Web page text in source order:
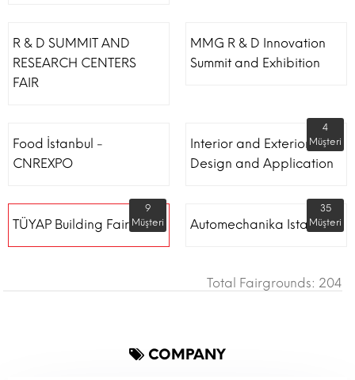
R & D SUMMIT AND
RESEARCH CENTERS
FAIR
MMG R & D Innovation
Summit and Exhibition
Food İstanbul -
CNREXPO
Interior and Exterior
Design and Application
4
Müşteri
TÜYAP Building Fair
9
Müşteri
Automechanika Istanbul
35
Müşteri
Total Fairgrounds: 204
COMPANY